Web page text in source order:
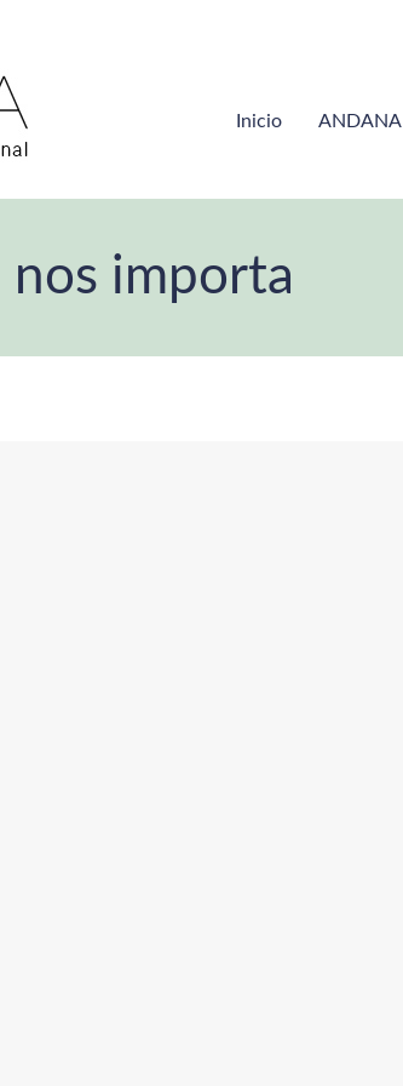
Inicio ANDANA
nos importa